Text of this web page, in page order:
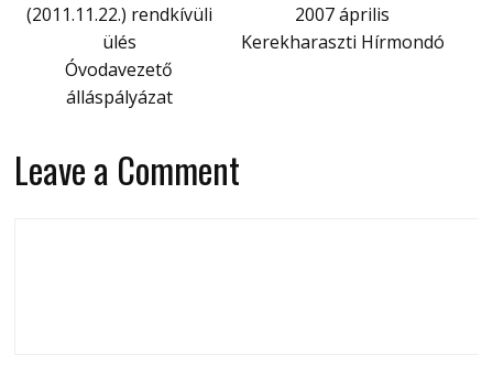
(2011.11.22.) rendkívüli
ülés
2007 április
Kerekharaszti Hírmondó
Óvodavezető
álláspályázat
Leave a Comment